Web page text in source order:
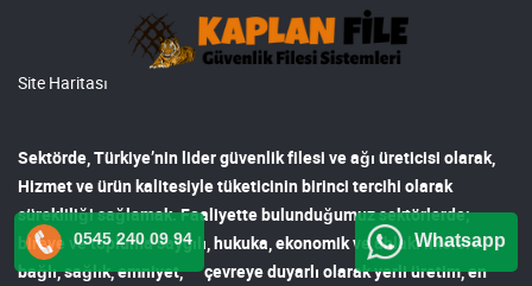
Site Haritası
Sektörde, Türkiye’nin lidergüvenlik filesi ve ağı üreticisi olarak,
Hizmet ve ürün kalitesiyle tüketicinin birinci tercihi olarak
sürekliliği sağlamak. Faaliyette bulunduğumuz sektörlerde;
bireye ve topluma saygılı, hukuka, ekonomik ve ahlaki ilkelere
bağlı, sağlık, emniyet, çevreye duyarlı olarak yerli üretim, en
0545 240 09 94 Whatsapp